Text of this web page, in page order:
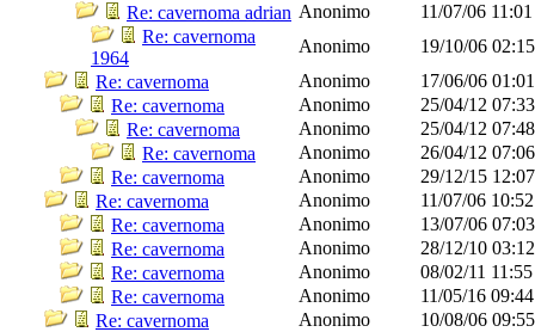
Re: cavernoma adrian Anonimo 11/07/06
Re: cavernoma
1964
Anonimo 19/10/06
Re: cavernoma
Anonimo 17/06/06
Re: cavernoma
Anonimo 25/04/12
Re: cavernoma
Anonimo 25/04/12
Re: cavernoma
Anonimo 26/04/12
Re: cavernoma
Anonimo 29/12/15
Re: cavernoma
Anonimo 11/07/06
Re: cavernoma
Anonimo 13/07/06
Re: cavernoma
Anonimo 28/12/10
Re: cavernoma
Anonimo 08/02/11
Re: cavernoma
Anonimo 11/05/16
Re: cavernoma
Anonimo 10/08/06